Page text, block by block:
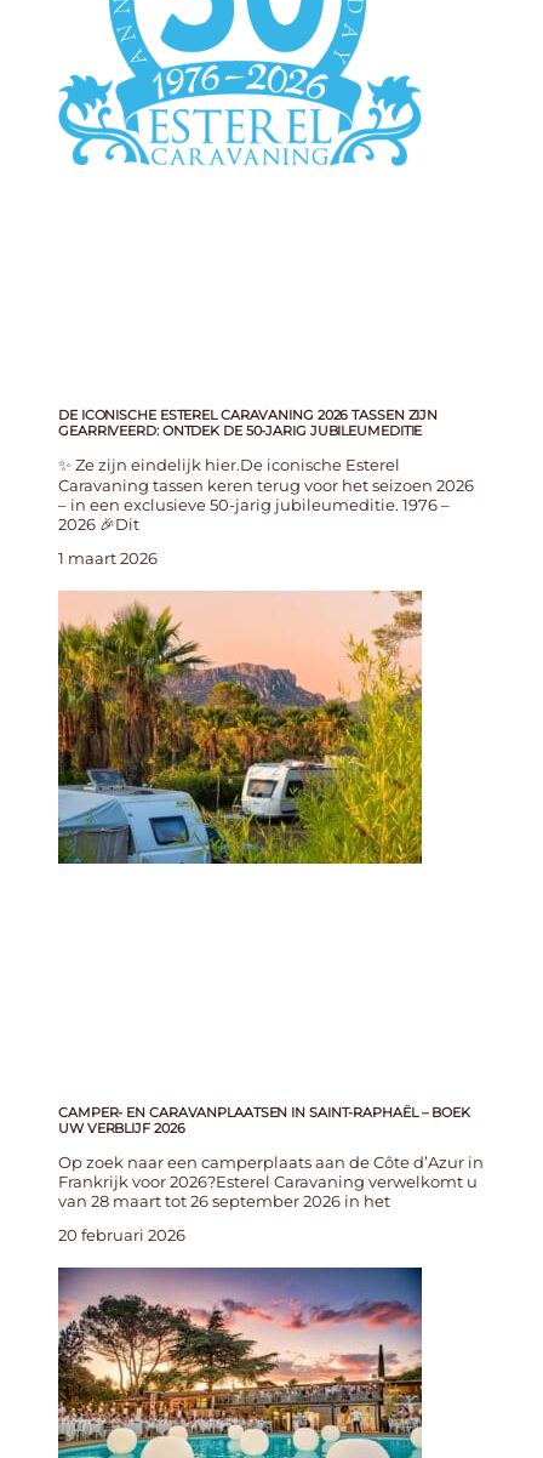
DE ICONISCHE ESTEREL CARAVANING 2026 TASSEN ZIJN
GEARRIVEERD: ONTDEK DE 50-JARIG JUBILEUMEDITIE
✨ Ze zijn eindelijk hier.De iconische Esterel
Caravaning tassen keren terug voor het seizoen 2026
– in een exclusieve 50-jarig jubileumeditie. 1976 –
2026 🎉Dit
1 maart 2026
CAMPER- EN CARAVANPLAATSEN IN SAINT-RAPHAËL – BOEK
UW VERBLIJF 2026
Op zoek naar een camperplaats aan de Côte d’Azur in
Frankrijk voor 2026?Esterel Caravaning verwelkomt u
van 28 maart tot 26 september 2026 in het
20 februari 2026